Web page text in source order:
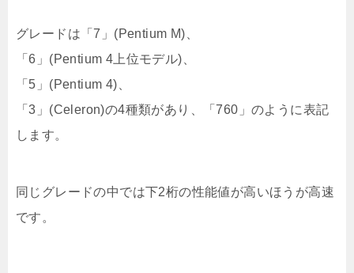
グレードは「7」(Pentium M)、
「6」(Pentium 4上位モデル)、
「5」(Pentium 4)、
「3」(Celeron)の4種類があり、「760」のように表記
します。
同じグレードの中では下2桁の性能値が高いほうが高速
です。